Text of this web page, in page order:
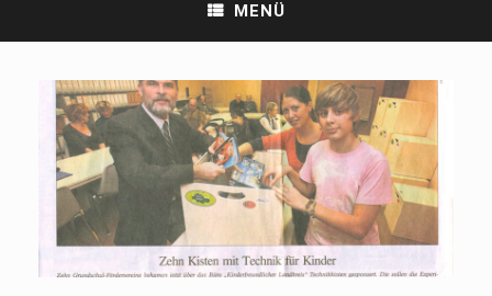
MENÜ